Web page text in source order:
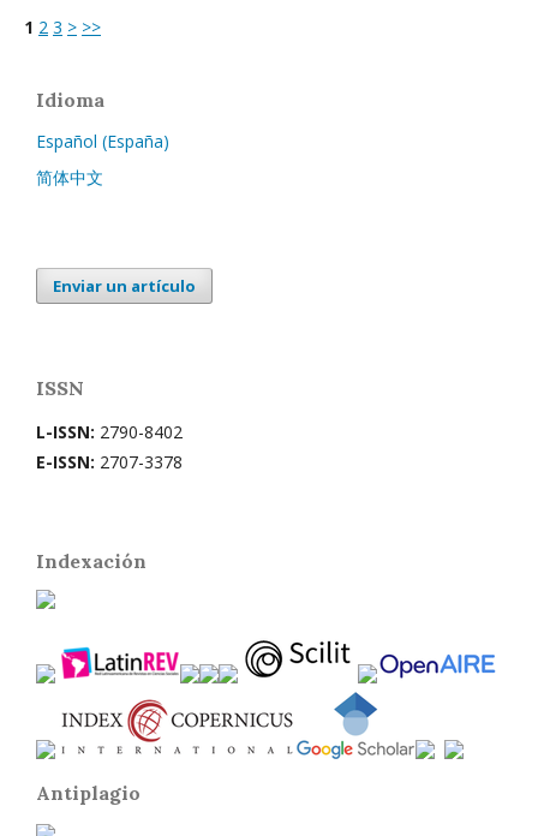
1 2 3 > >>
Idioma
Español (España)
简体中文
Enviar un artículo
ISSN
L-ISSN: 2790-8402
E-ISSN: 2707-3378
Indexación
Antiplagio